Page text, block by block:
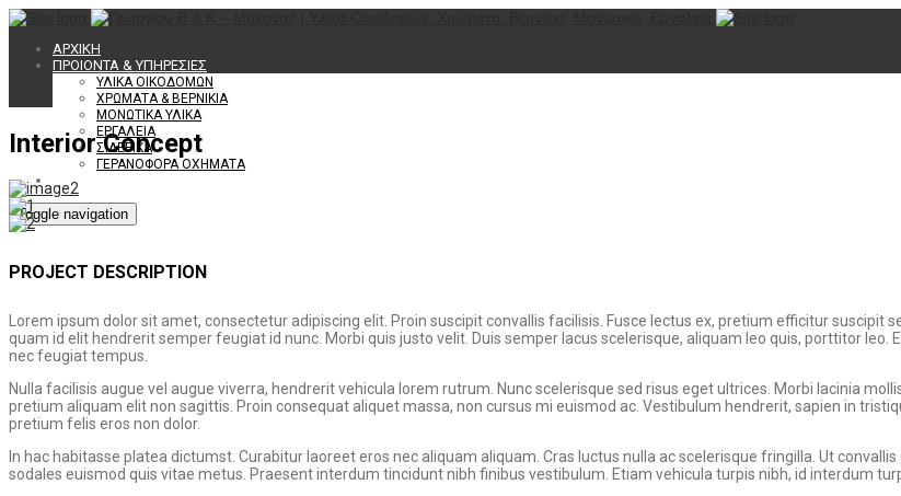
ΑΡΧΙΚΗ
ΠΡΟΙΟΝΤΑ & ΥΠΗΡΕΣΙΕΣ
ΥΛΙΚΑ ΟΙΚΟΔΟΜΩΝ
ΧΡΩΜΑΤΑ & ΒΕΡΝΙΚΙΑ
ΜΟΝΩΤΙΚΑ ΥΛΙΚΑ
ΕΡΓΑΛΕΙΑ
ΣΙΔΕΡΙΚΑ
ΓΕΡΑΝΟΦΟΡΑ ΟΧΗΜΑΤΑ
ΕΠΙΚΟΙΝΩΝΙΑ
Toggle navigation
Interior Concept
PROJECT DESCRIPTION
Lorem ipsum dolor sit amet, consectetur adipiscing elit. Proin suscipit convallis facilisis. Fusce lectus ex, pretium efficitur suscipit
quam id elit hendrerit semper feugiat id nunc. Morbi quis justo velit. Duis semper lacus scelerisque, aliquam leo quis, porttitor
nec feugiat tempus.
Nulla facilisis augue vel augue viverra, hendrerit vehicula lorem rutrum. Nunc scelerisque sed risus eget ultrices. Morbi lacinia
pretium aliquam elit non sagittis. Proin consequat aliquet massa, non cursus mi euismod ac. Vestibulum hendrerit, sapien in
pretium felis eros non dolor.
In hac habitasse platea dictumst. Curabitur laoreet eros nec aliquam aliquam. Cras luctus nulla ac scelerisque fringilla. Ut
sodales euismod quis vitae metus. Praesent interdum tincidunt nibh finibus vestibulum. Etiam vehicula turpis nibh, id interdum